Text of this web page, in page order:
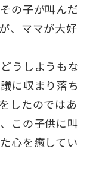
の子が叫んだ
、ママが大好
うしようもな
に収まり落ち
したのではあ
この子供に叫
心を癒してい